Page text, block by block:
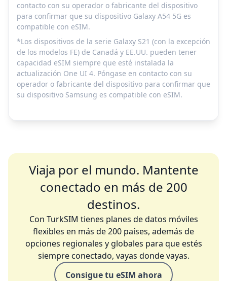
contacto con su operador o fabricante del dispositivo
para confirmar que su dispositivo Galaxy A54 5G es
compatible con eSIM.
*Los dispositivos de la serie Galaxy S21 (con la excepción
de los modelos FE) de Canadá y EE.UU. pueden tener
capacidad eSIM siempre que esté instalada la
actualización One UI 4. Póngase en contacto con su
operador o fabricante del dispositivo para confirmar que
su dispositivo Samsung es compatible con eSIM.
Viaja por el mundo. Mantente
conectado en más de 200
destinos.
Con TurkSIM tienes planes de datos móviles
flexibles en más de 200 países, además de
opciones regionales y globales para que estés
siempre conectado, vayas donde vayas.
Consigue tu eSIM ahora